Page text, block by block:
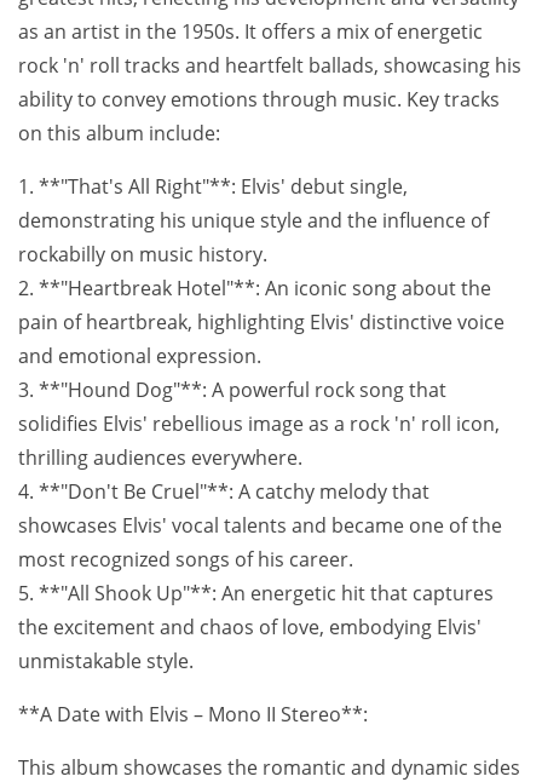
as an artist in the 1950s. It offers a mix of energetic
rock 'n' roll tracks and heartfelt ballads, showcasing his
ability to convey emotions through music. Key tracks
on this album include:
1. **"That's All Right"**: Elvis' debut single,
demonstrating his unique style and the influence of
rockabilly on music history.
2. **"Heartbreak Hotel"**: An iconic song about the
pain of heartbreak, highlighting Elvis' distinctive voice
and emotional expression.
3. **"Hound Dog"**: A powerful rock song that
solidifies Elvis' rebellious image as a rock 'n' roll icon,
thrilling audiences everywhere.
4. **"Don't Be Cruel"**: A catchy melody that
showcases Elvis' vocal talents and became one of the
most recognized songs of his career.
5. **"All Shook Up"**: An energetic hit that captures
the excitement and chaos of love, embodying Elvis'
unmistakable style.
**A Date with Elvis – Mono II Stereo**:
This album showcases the romantic and dynamic sides